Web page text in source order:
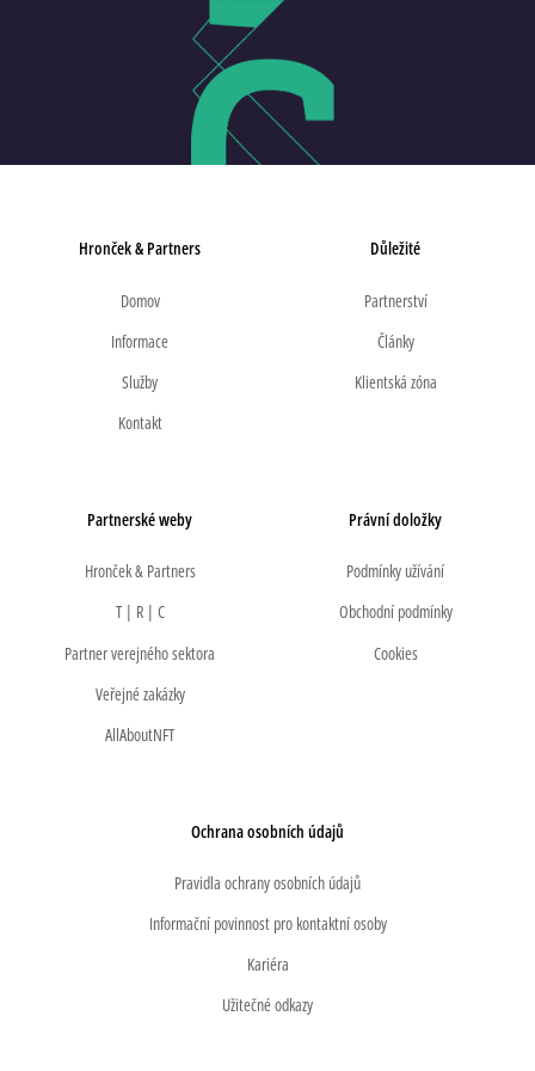
Hronček & Partners
Domov
Informace
Služby
Kontakt
Důležité
Partnerství
Články
Klientská zóna
Partnerské weby
Hronček & Partners
T | R | C
Partner verejného sektora
Veřejné zakázky
AllAboutNFT
Právní doložky
Podmínky užívání
Obchodní podmínky
Cookies
Ochrana osobních údajů
Pravidla ochrany osobních údajů
Informační povinnost pro kontaktní osoby
Kariéra
Užitečné odkazy